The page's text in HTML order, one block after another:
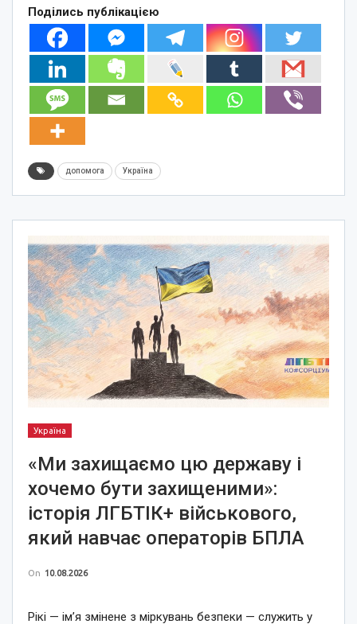
Поділись публікацією
допомога Україна
Україна
«Ми захищаємо цю державу і
хочемо бути захищеними»:
історія ЛГБТІК+ військового,
який навчає операторів БПЛА
On 10.08.2026
Рікі — ім’я змінене з міркувань безпеки — служить у